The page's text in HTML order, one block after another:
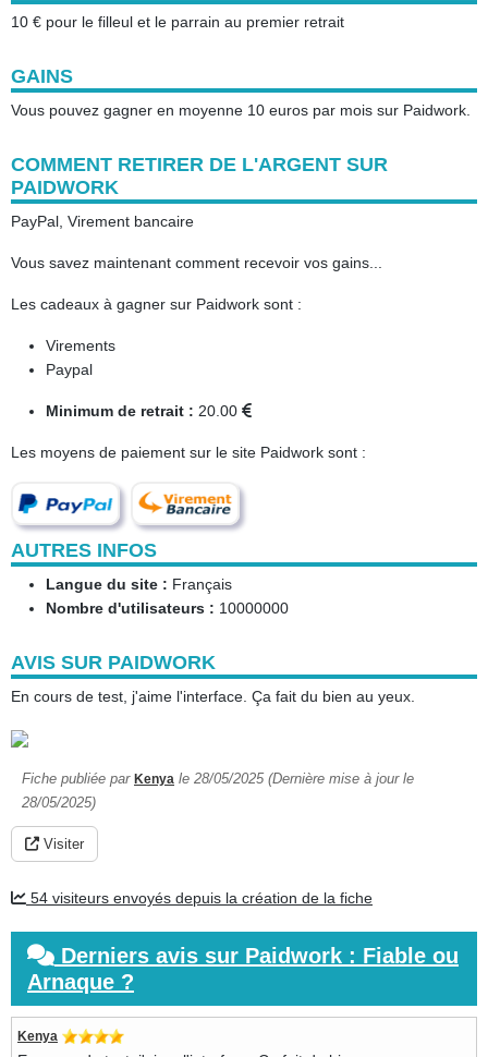
10 € pour le filleul et le parrain au premier retrait
GAINS
Vous pouvez gagner en moyenne 10 euros par mois sur Paidwork.
COMMENT RETIRER DE L'ARGENT SUR
PAIDWORK
PayPal, Virement bancaire
Vous savez maintenant comment recevoir vos gains...
Les cadeaux à gagner sur Paidwork sont :
Virements
Paypal
Minimum de retrait : 20.00
Les moyens de paiement sur le site Paidwork sont :
AUTRES INFOS
Langue du site : Français
Nombre d'utilisateurs : 10000000
AVIS SUR PAIDWORK
En cours de test, j'aime l'interface. Ça fait du bien au yeux.
Fiche publiée par Kenya le 28/05/2025 (Dernière mise à jour le
28/05/2025)
Visiter
54 visiteurs envoyés depuis la création de la fiche
Derniers avis sur Paidwork : Fiable ou
Arnaque ?
Kenya